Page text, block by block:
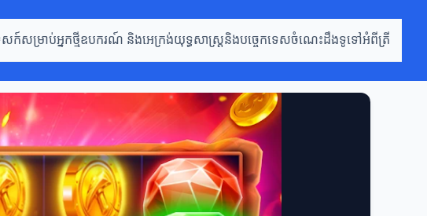
សក៍សម្រាប់អ្នកថ្មីឧបករណ៍ និងអេក្រង់យុទ្ធសាស្រ្តនិងបច្ចេកទេសចំណេះដឹងទូទៅអំពីត្រី